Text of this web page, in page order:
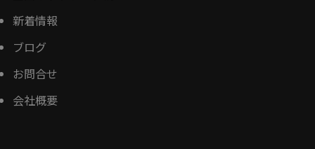
新着情報
ブログ
お問合せ
会社概要